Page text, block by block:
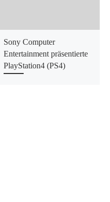
Sony Computer
Entertainment präsentierte
PlayStation4 (PS4)